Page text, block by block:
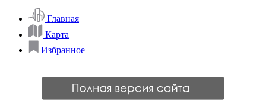
Главная
Карта
Избранное